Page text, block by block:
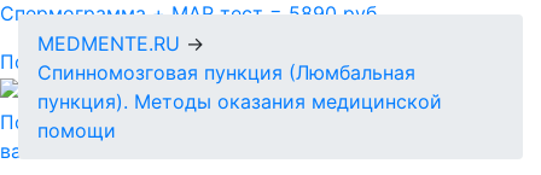
Спермограмма + MAR тест = 5890 руб.
Подробнее
Подарочный сертификат-идеальный подарок для
ваших близких!
MEDMENTE.RU →
Спинномозговая пункция (Люмбальная
пункция). Методы оказания медицинской
помощи